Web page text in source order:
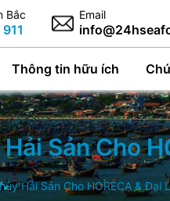
Bắc Email
Thông tin hữu ích
Sản Cho
Hải Sản Cho HORECA & Đại